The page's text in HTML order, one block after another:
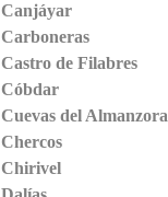
Canjáyar
Carboneras
Castro de Filabres
Cóbdar
Cuevas del Almanzora
Chercos
Chirivel